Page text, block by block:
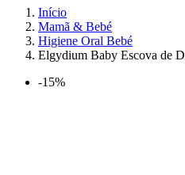
Início
Mamã & Bebé
Higiene Oral Bebé
Elgydium Baby Escova de
-15%